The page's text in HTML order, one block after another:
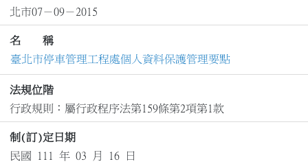
北市07－09－2015
名 稱
臺北市停車管理工程處個人資料保護管理要點
法規位階
行政規則：屬行政程序法第159條第2項第1款
制(訂)定日期
民國 111 年 03 月 16 日